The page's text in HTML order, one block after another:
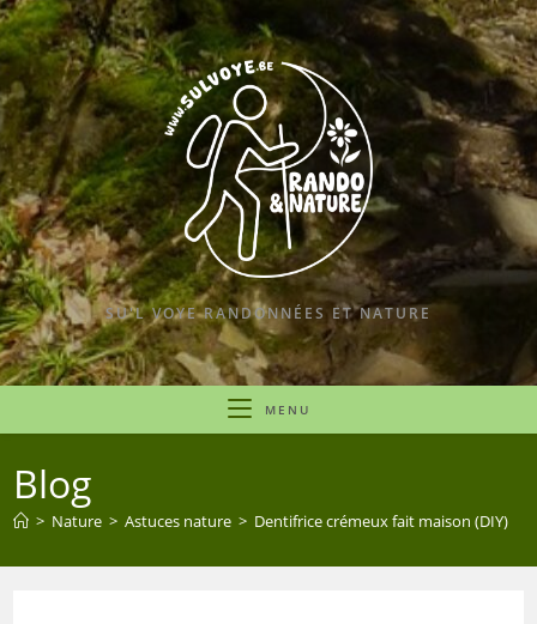
SU'L VOYE RANDONNÉES ET NATURE
MENU
Blog
> Nature > Astuces nature > Dentifrice crémeux fait maison (DIY)